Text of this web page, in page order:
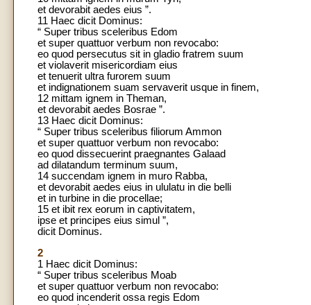
et devorabit aedes eius ”.
11 Haec dicit Dominus:
“ Super tribus sceleribus Edom
et super quattuor verbum non revocabo:
eo quod persecutus sit in gladio fratrem suum
et violaverit misericordiam eius
et tenuerit ultra furorem suum
et indignationem suam servaverit usque in finem,
12 mittam ignem in Theman,
et devorabit aedes Bosrae ”.
13 Haec dicit Dominus:
“ Super tribus sceleribus filiorum Ammon
et super quattuor verbum non revocabo:
eo quod dissecuerint praegnantes Galaad
ad dilatandum terminum suum,
14 succendam ignem in muro Rabba,
et devorabit aedes eius in ululatu in die belli
et in turbine in die procellae;
15 et ibit rex eorum in captivitatem,
ipse et principes eius simul ”,
dicit Dominus.
2
1 Haec dicit Dominus:
“ Super tribus sceleribus Moab
et super quattuor verbum non revocabo:
eo quod incenderit ossa regis Edom